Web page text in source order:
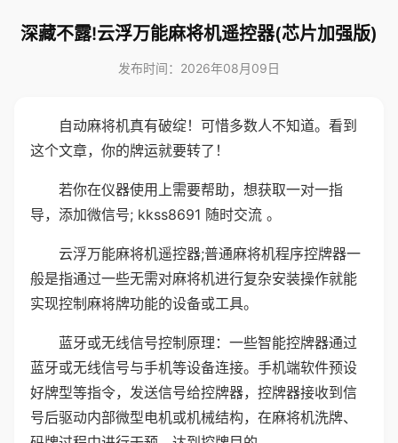
深藏不露!云浮万能麻将机遥控器(芯片加强版)
发布时间：2026年08月09日
自动麻将机真有破绽！可惜多数人不知道。看到
这个文章，你的牌运就要转了！
若你在仪器使用上需要帮助，想获取一对一指
导，添加微信号; kkss8691 随时交流 。
云浮万能麻将机遥控器;普通麻将机程序控牌器一
般是指通过一些无需对麻将机进行复杂安装操作就能
实现控制麻将牌功能的设备或工具。
蓝牙或无线信号控制原理：一些智能控牌器通过
蓝牙或无线信号与手机等设备连接。手机端软件预设
好牌型等指令，发送信号给控牌器，控牌器接收到信
号后驱动内部微型电机或机械结构，在麻将机洗牌、